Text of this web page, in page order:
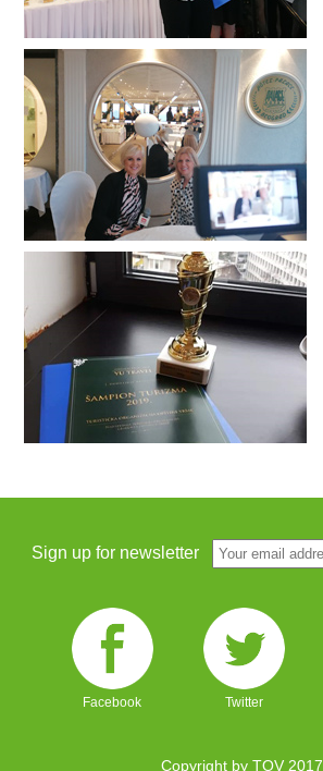
Sign up for newsletter
Facebook Twitter
Copyright by TOV 2017.